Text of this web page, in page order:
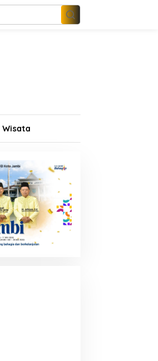
Wisata
Ribuan Pelajar Bungo
Padati Deklarasi Akbar
IRET, Al Haris Sentil Bahaya
Judi Online dan